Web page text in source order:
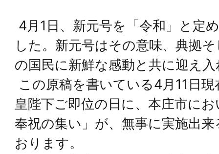
4月1日、新元号を「令和」と定
した。新元号はその意味、典拠
の国民に新鮮な感動と共に迎え
この原稿を書いている4月11日
皇陛下ご即位の日に、本庄市に
奉祝の集い」が、無事に実施出
おります。